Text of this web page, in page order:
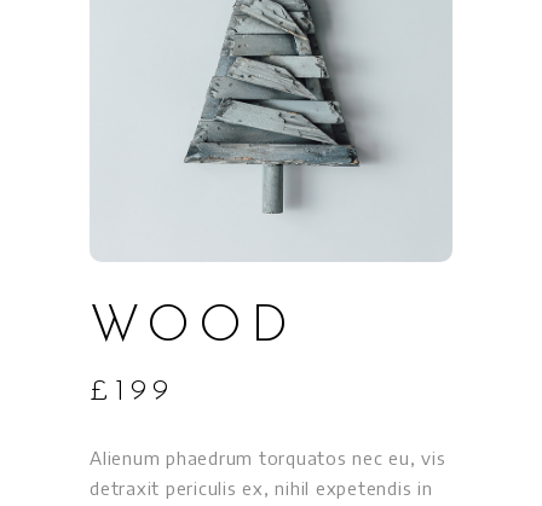
WOOD
£ 199
Alienum phaedrum torquatos nec eu, vis
detraxit periculis ex, nihil expetendis in